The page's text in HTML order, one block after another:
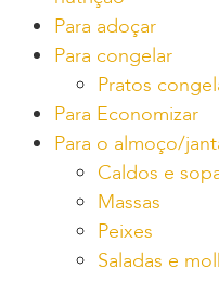
Para adoçar
Para congelar
Pratos
Para Economizar
Para o almoço/
Caldos e
Massas
Peixes
Saladas e